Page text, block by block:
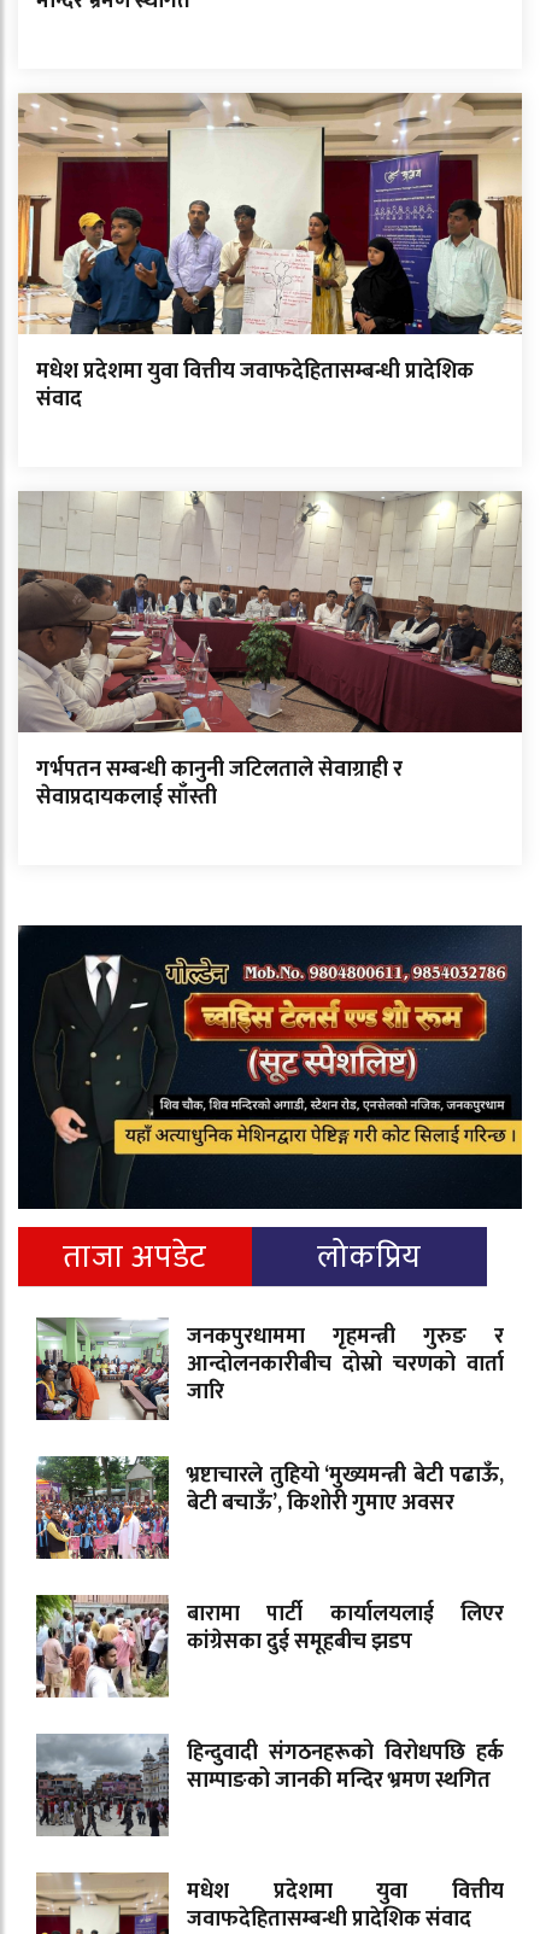
मधेश प्रदेशमा युवा वित्तीय जवाफदेहितासम्बन्धी प्रादेशिक
संवाद
गर्भपतन सम्बन्धी कानुनी जटिलताले सेवाग्राही र
सेवाप्रदायकलाई साँस्ती
ताजा अपडेट लोकप्रिय
जनकपुरधाममा गृहमन्त्री गुरुङ र
आन्दोलनकारीबीच दोस्रो चरणको वार्ता
जारि
भ्रष्टाचारले तुहियो ‘मुख्यमन्त्री बेटी पढाऊँ,
बेटी बचाऊँ’, किशोरी गुमाए अवसर
बारामा पार्टी कार्यालयलाई लिएर
कांग्रेसका दुई समूहबीच झडप
हिन्दुवादी संगठनहरूको विरोधपछि हर्क
साम्पाङको जानकी मन्दिर भ्रमण स्थगित
मधेश प्रदेशमा युवा वित्तीय
जवाफदेहितासम्बन्धी प्रादेशिक संवाद